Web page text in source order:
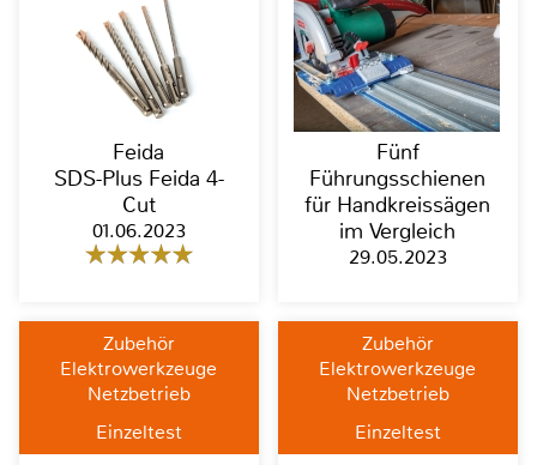
Feida
SDS-Plus Feida 4-
Cut
01.06.2023
Fünf
Führungsschienen
für Handkreissägen
im Vergleich
29.05.2023
Zubehör
Elektrowerkzeuge
Netzbetrieb
Einzeltest
Zubehör
Elektrowerkzeuge
Netzbetrieb
Einzeltest